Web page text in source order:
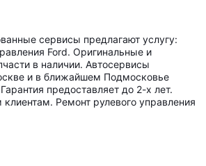
сервисы предлагают услугу:
Ford. Оригинальные и
в наличии. Автосервисы
и в ближайшем Подмосковье
предоставляет до 2-х лет.
Ремонт рулевого управления